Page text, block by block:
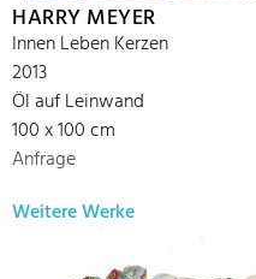
HARRY MEYER
Innen Leben Kerzen
2013
Öl auf Leinwand
100 x 100 cm
Anfrage
Weitere Werke